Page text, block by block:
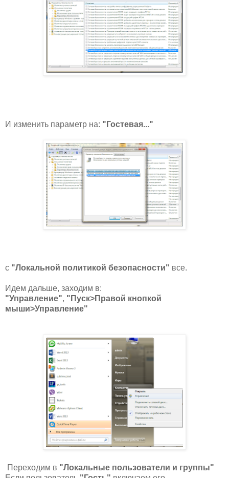
И изменить параметр на: "Гостевая..."
с "Локальной политикой безопасности" все.
Идем дальше, заходим в:
"Управление", "Пуск>Правой кнопкой
мыши>Управление"
Переходим в "Локальные пользователи и группы"